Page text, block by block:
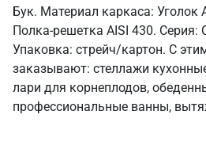
Бук. Материал каркаса: Уголок
Полка-решетка AISI 430. Серия:
Упаковка: стрейч/картон. С
заказывают: стеллажи
лари для корнеплодов,
профессиональные ванны,